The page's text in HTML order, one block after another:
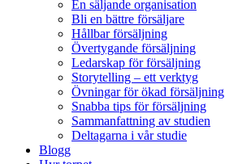
En säljande organisation
Bli en bättre försäljare
Hållbar försäljning
Övertygande försäljning
Ledarskap för försäljning
Storytelling – ett verktyg
Övningar för ökad försäljning
Snabba tips för försäljning
Sammanfattning av studien
Deltagarna i vår studie
Blogg